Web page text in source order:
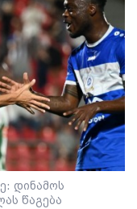
დინამოს
წაგება